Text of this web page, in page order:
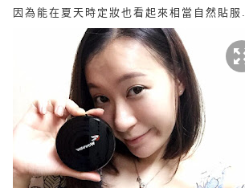
因為能在夏天時定妝也看起來相當自然貼服.